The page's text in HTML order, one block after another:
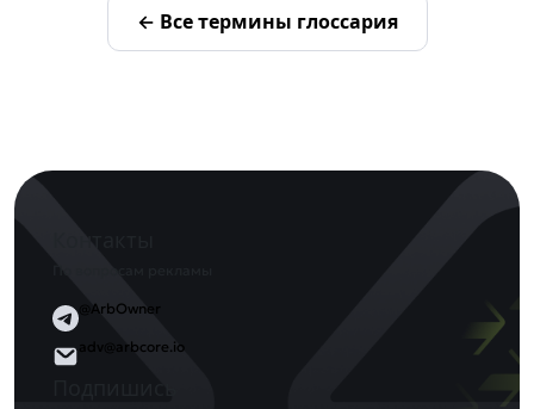
← Все термины глоссария
@ArbOwner
adv@arbcore.io